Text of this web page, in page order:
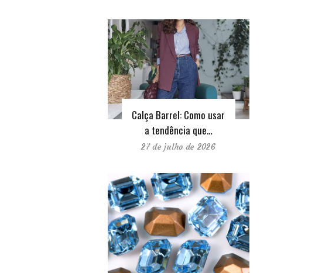
Calça Barrel: Como usar
a tendência que…
27 de julho de 2026